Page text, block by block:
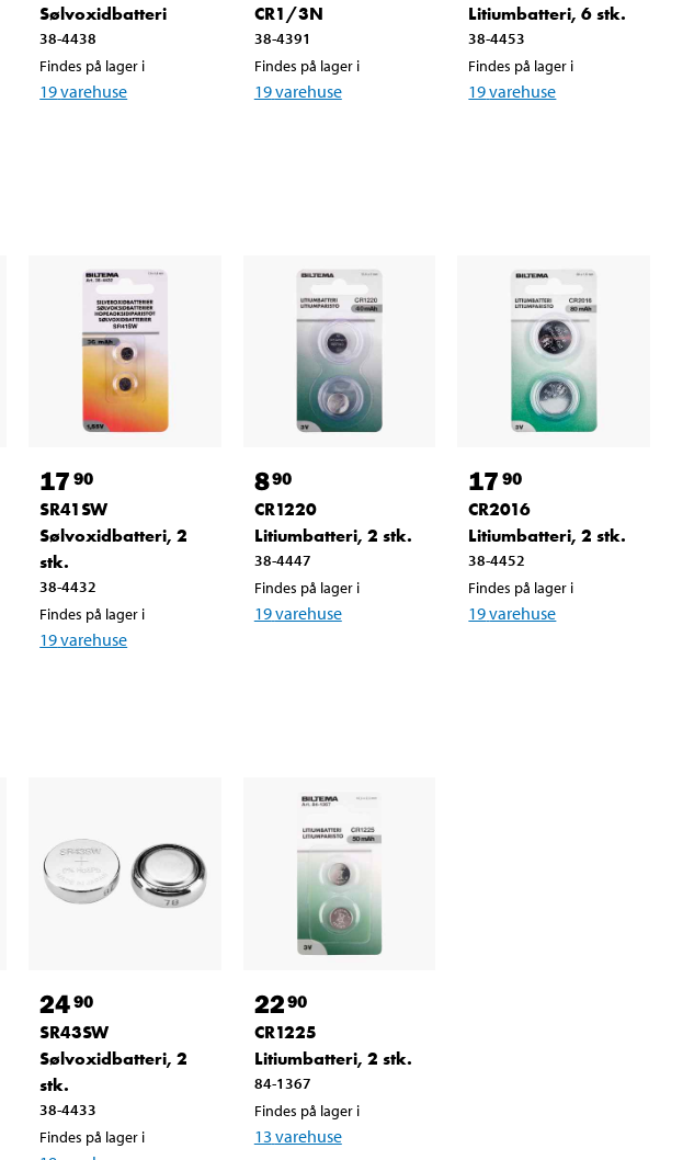
Sølvoxidbatteri
38-4438
Findes på lager i
19varehuse
CR1/3N
38-4391
Findes på lager i
19varehuse
Litiumbatteri, 6 stk.
38-4453
Findes på lager i
19varehuse
17 90
SR41SW
Sølvoxidbatteri, 2
stk.
38-4432
Findes på lager i
19varehuse
890
CR1220
Litiumbatteri, 2 stk.
38-4447
Findes på lager i
19varehuse
17 90
CR2016
Litiumbatteri, 2 stk.
38-4452
Findes på lager i
19varehuse
2490
SR43SW
Sølvoxidbatteri, 2
stk.
38-4433
Findes på lager i
2290
CR1225
Litiumbatteri, 2 stk.
84-1367
Findes på lager i
13 varehuse